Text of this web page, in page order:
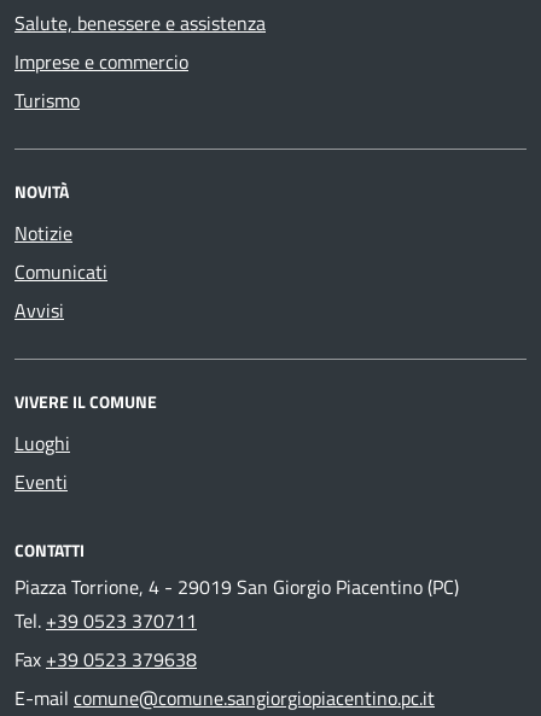
Salute, benessere e assistenza
Imprese e commercio
Turismo
NOVITÀ
Notizie
Comunicati
Avvisi
VIVERE IL COMUNE
Luoghi
Eventi
CONTATTI
Piazza Torrione, 4 - 29019 San Giorgio Piacentino (PC)
Tel. +39 0523 370711
Fax +39 0523 379638
E-mail comune@comune.sangiorgiopiacentino.pc.it